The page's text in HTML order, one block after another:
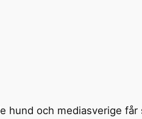
hund och mediasverige får